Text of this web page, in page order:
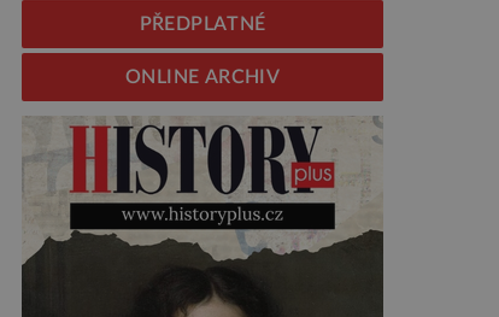
PŘEDPLATNÉ
ONLINE ARCHIV